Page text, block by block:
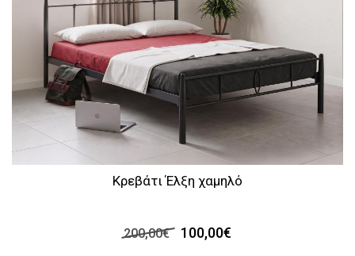
Κρεβάτι Έλξη χαμηλό
200,00€ 100,00€